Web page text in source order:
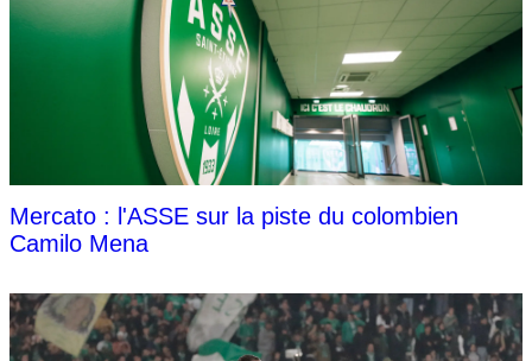
Mercato : l'ASSE sur la piste du colombien
Camilo Mena